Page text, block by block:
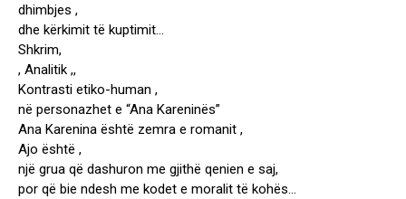
dhimbjes ,
dhe kërkimit të kuptimit…
Shkrim,
, Analitik ,,
Kontrasti etiko-human ,
në personazhet e “Ana Kareninës”
Ana Karenina është zemra e romanit ,
Ajo është ,
një grua që dashuron me gjithë qenien e saj,
por që bie ndesh me kodet e moralit të kohës…